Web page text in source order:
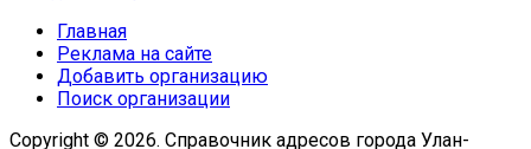
Главная
Реклама на сайте
Добавить организацию
Поиск организации
Copyright © 2026. Справочник адресов города Улан-